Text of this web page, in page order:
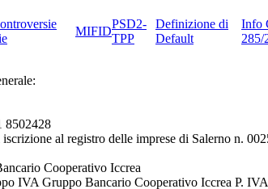
MIFID
PSD2-
TPP
Definizione di
Default
Info
285/
8502428
al registro delle imprese di Salerno n.
Cooperativo Iccrea
IVA Gruppo Bancario Cooperativo Iccrea P.